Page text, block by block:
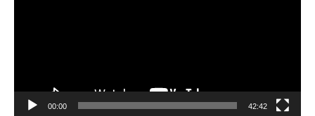
00:00 42:42